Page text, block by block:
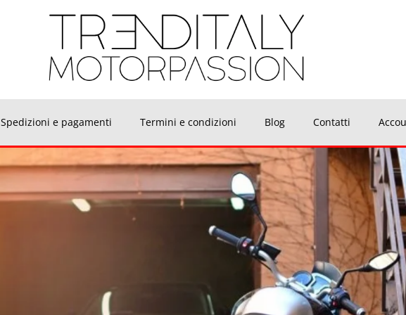
Spedizioni e pagamenti Termini e condizioni Blog Contatti